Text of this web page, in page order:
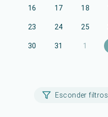
16 17 18
23 24 25
30 31 1
Esconder filtros